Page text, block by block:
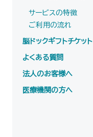
サービスの特徴
ご利用の流れ
脳ドックギフトチケット
よくある質問
法人のお客様へ
医療機関の方へ